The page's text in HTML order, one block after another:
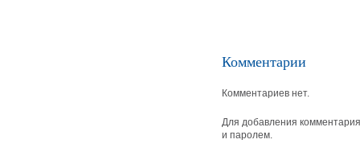
Комментарии
Комментариев нет.
Для добавления
и паролем.